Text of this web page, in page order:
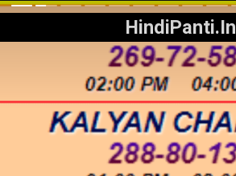
HindiPanti.In